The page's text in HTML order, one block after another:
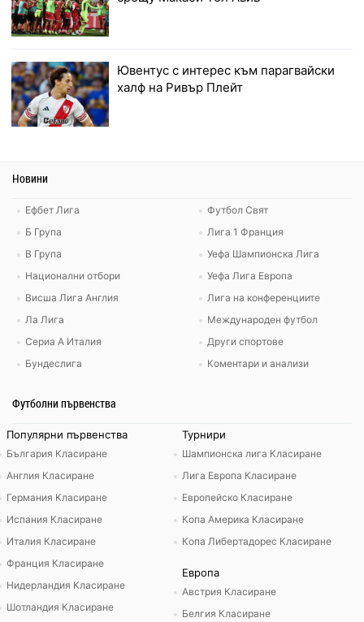
Ювентус с интерес към парагвайски
халф на Ривър Плейт
Новини
Ефбет Лига
Б Група
В Група
Национални отбори
Висша Лига Англия
Ла Лига
Сериа А Италия
Бундеслига
Футбол Свят
Лига 1 Франция
Уефа Шампионска Лига
Уефа Лига Европа
Лига на конференциите
Международен футбол
Други спортове
Коментари и анализи
Футболни първенства
Популярни първенства
България Класиране
Англия Класиране
Германия Класиране
Испания Класиране
Италия Класиране
Франция Класиране
Нидерландия Класиране
Шотландия Класиране
Турнири
Шампионска лига Класиране
Лига Европа Класиране
Европейско Класиране
Копа Америка Класиране
Копа Либертадорес Класиране
Европа
Австрия Класиране
Белгия Класиране